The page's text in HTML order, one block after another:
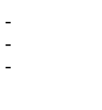
-
-
-